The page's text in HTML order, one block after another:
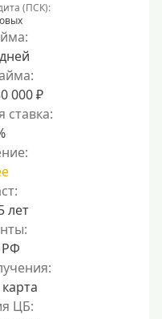
(ПСК):
000 ₽
ставка:
лет
РФ
ЦБ: